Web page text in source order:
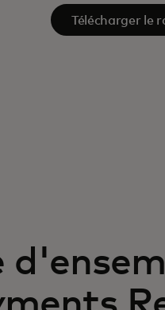
Télécharger le